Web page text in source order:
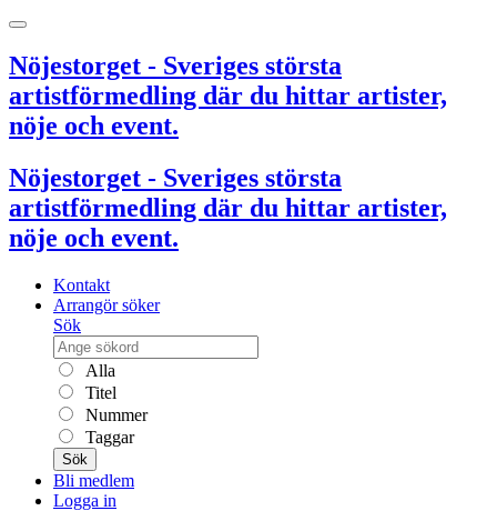
Nöjestorget - Sveriges största
artistförmedling där du hittar artister,
nöje och event.
Nöjestorget - Sveriges största
artistförmedling där du hittar artister,
nöje och event.
Kontakt
Arrangör söker
Sök
Alla
Titel
Nummer
Taggar
Sök
Bli medlem
Logga in